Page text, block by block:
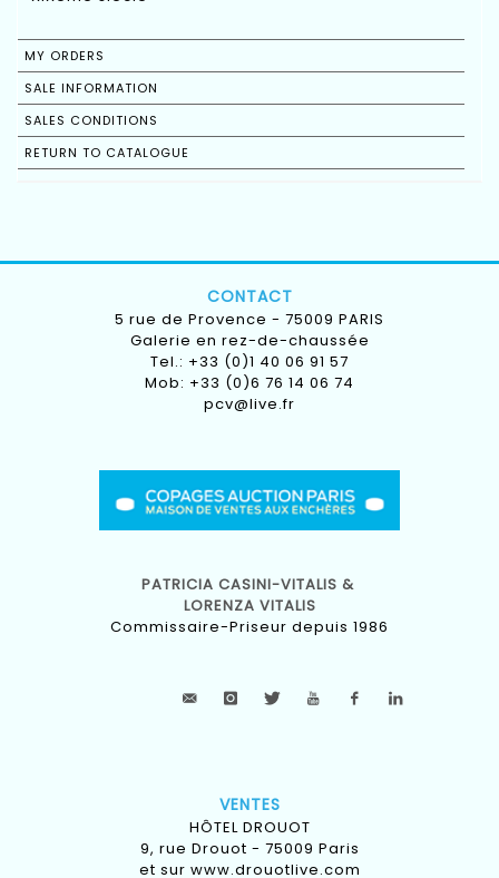
MY ORDERS
SALE INFORMATION
SALES CONDITIONS
RETURN TO CATALOGUE
CONTACT
5 rue de Provence - 75009 PARIS
Galerie en rez-de-chaussée
Tel.: +33 (0)1 40 06 91 57
Mob: +33 (0)6 76 14 06 74
pcv@live.fr
PATRICIA CASINI-VITALIS &
LORENZA VITALIS
Commissaire-Priseur depuis 1986
VENTES
HÔTEL DROUOT
9, rue Drouot - 75009 Paris
et sur www.drouotlive.com